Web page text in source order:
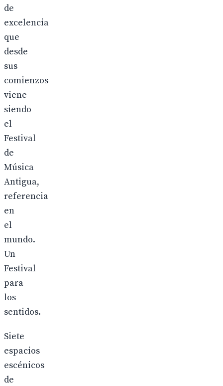
de
excelencia
que
desde
sus
comienzos
viene
siendo
el
Festival
de
Música
Antigua,
referencia
en
el
mundo.
Un
Festival
para
los
sentidos.
Siete
espacios
escénicos
de